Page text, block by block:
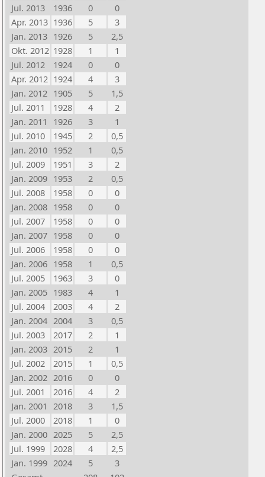
Jul. 2013
1936 0
0
Apr. 2013 1936 5
3
Jan. 2013 1926 5
2,5
Okt. 2012 1928 1
1
Jul. 2012
1924 0
0
Apr. 2012 1924 4
3
Jan. 2012 1905 5
1,5
Jul. 2011
1928 4
2
Jan. 2011
1926 3
1
Jul. 2010
1945 2
0,5
Jan. 2010 1952 1
0,5
Jul. 2009
1951 3
2
Jan. 2009 1953 2
0,5
Jul. 2008
1958 0
0
Jan. 2008 1958 0
0
Jul. 2007
1958 0
0
Jan. 2007 1958 0
0
Jul. 2006
1958 0
0
Jan. 2006 1958 1
0,5
Jul. 2005
1963 3
0
Jan. 2005 1983 4
1
Jul. 2004
2003 4
2
Jan. 2004 2004 3
0,5
Jul. 2003
2017 2
1
Jan. 2003 2015 2
1
Jul. 2002
2015 1
0,5
Jan. 2002 2016 0
0
Jul. 2001
2016 4
2
Jan. 2001 2018 3
1,5
Jul. 2000
2018 1
0
Jan. 2000 2025 5
2,5
Jul. 1999
2028 4
2,5
Jan. 1999 2024 5
3